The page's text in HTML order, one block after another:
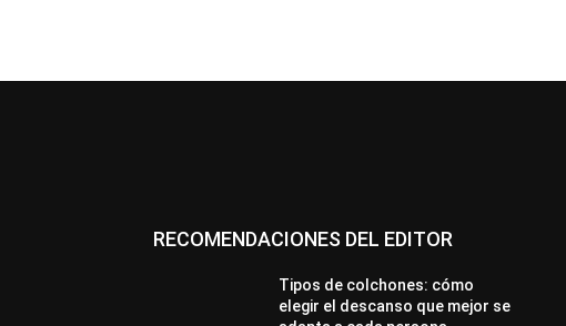
RECOMENDACIONES DEL EDITOR
Tipos de colchones: cómo
elegir el descanso que mejor se